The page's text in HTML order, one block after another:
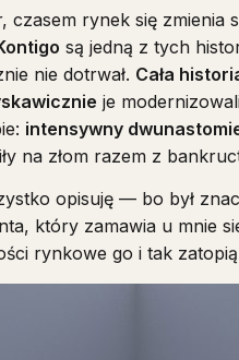
czasem rynek się
są jedną z tych
nie dotrwał. Cała
je
intensywny
na złom razem z
opisuję — bo był
który zamawia u mnie
rynkowe go i tak